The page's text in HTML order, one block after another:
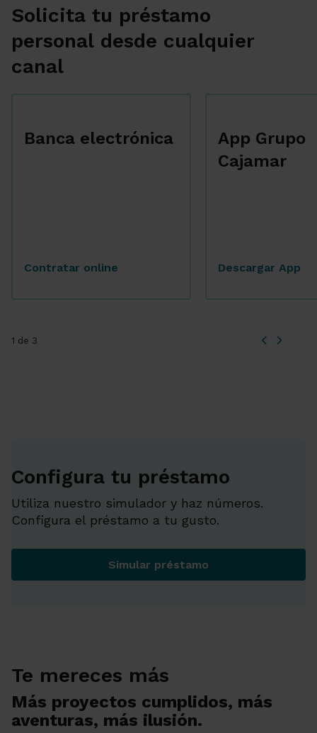
Solicita tu préstamo
personal desde cualquier
canal
Banca electrónica
Contratar online
App Grupo
Cajamar
Descargar App
1 de 3
Configura tu préstamo
Utiliza nuestro simulador y haz números.
Configura el préstamo a tu gusto.
Simular préstamoConfigura tu préstamo
Te mereces más
Más proyectos cumplidos, más
aventuras, más ilusión.